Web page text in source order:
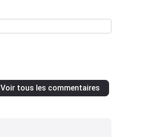
Voir tous les commentaires